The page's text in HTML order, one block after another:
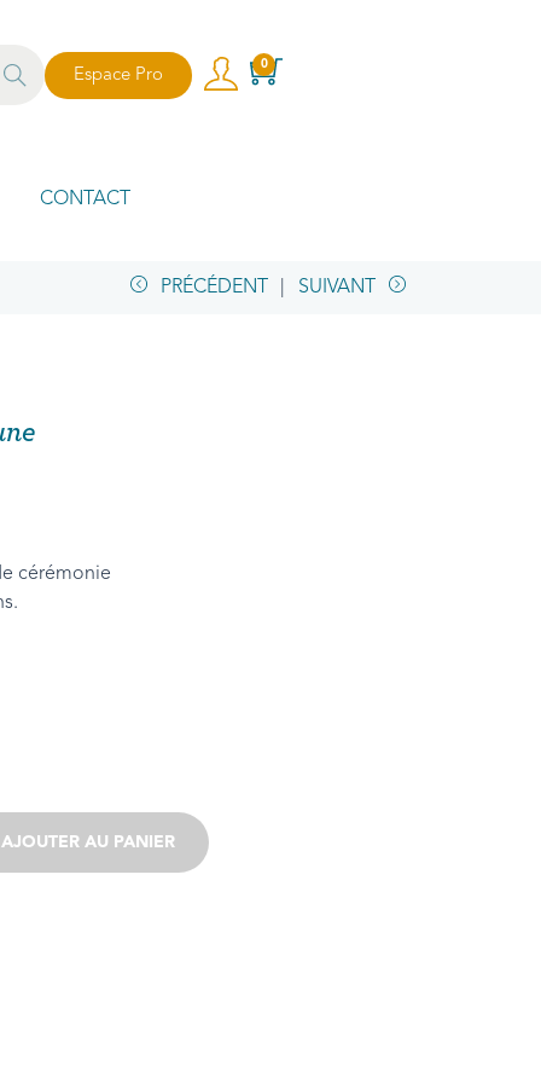
Espace Pro
0
CONTACT
PRÉCÉDENT SUIVANT
cérémonie
AJOUTER AU PANIER